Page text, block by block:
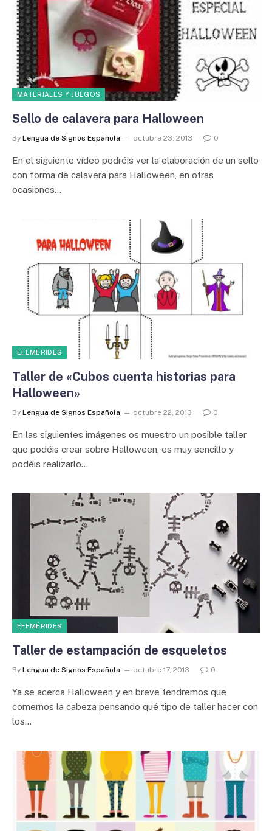
MATERIALES Y JUEGOS
Sello de calavera para Halloween
By Lengua de Signos Española octubre 23, 2013 0
En el siguiente vídeo podréis ver la elaboración de un sello
con forma de calavera para Halloween, en otras
ocasiones…
EFEMÉRIDES
Taller de «Cubos cuenta historias para
Halloween»
By Lengua de Signos Española octubre 22, 2013 0
En las siguientes imágenes os muestro un posible taller
que podéis crear sobre Halloween, es muy sencillo y
podéis realizarlo…
EFEMÉRIDES
Taller de estampación de esqueletos
By Lengua de Signos Española octubre 17, 2013 0
Ya se acerca Halloween y en breve tendremos que
comernos la cabeza pensando qué tipo de taller hacer con
los…